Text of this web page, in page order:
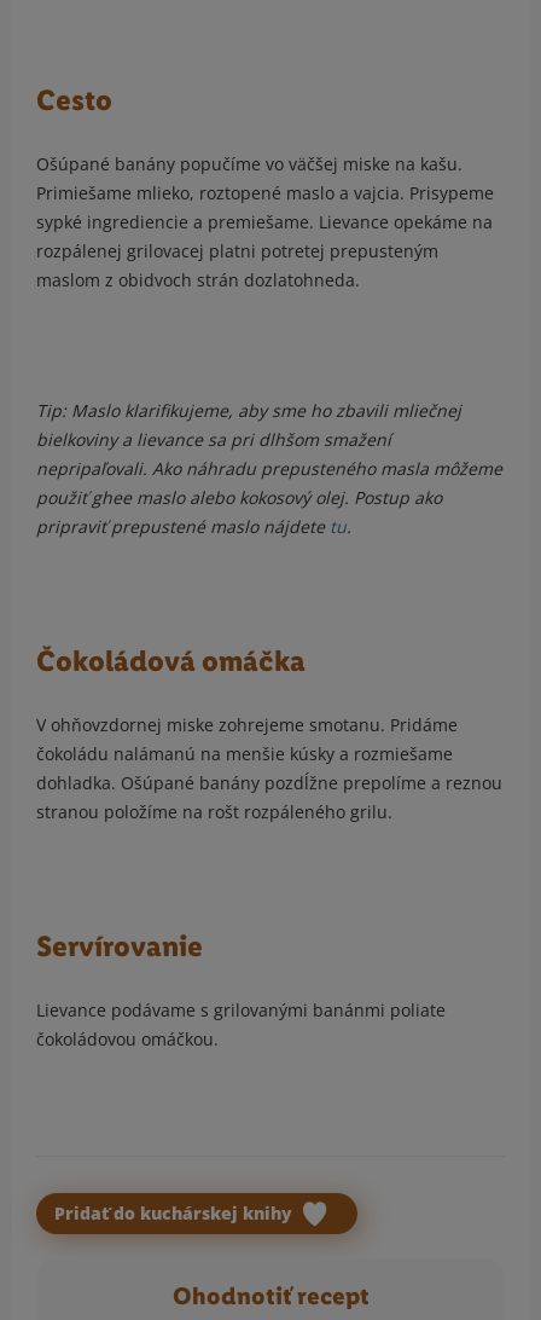
Cesto
Ošúpané banány popučíme vo väčšej miske na kašu.
Primiešame mlieko, roztopené maslo a vajcia. Prisypeme
sypké ingrediencie a premiešame. Lievance opekáme na
rozpálenej grilovacej platni potretej prepusteným
maslom z obidvoch strán dozlatohneda.
Tip: Maslo klarifikujeme, aby sme ho zbavili mliečnej
bielkoviny a lievance sa pri dlhšom smažení
nepripaľovali. Ako náhradu prepusteného masla môžeme
použiť ghee maslo alebo kokosový olej. Postup ako
pripraviť prepustené maslo nájdete tu.
Čokoládová omáčka
V ohňovzdornej miske zohrejeme smotanu. Pridáme
čokoládu nalámanú na menšie kúsky a rozmiešame
dohladka. Ošúpané banány pozdĺžne prepolíme a reznou
stranou položíme na rošt rozpáleného grilu.
Servírovanie
Lievance podávame s grilovanými banánmi poliate
čokoládovou omáčkou.
Pridať do kuchárskej knihy
Ohodnotiť recept